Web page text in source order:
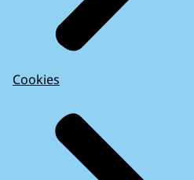
Cookies